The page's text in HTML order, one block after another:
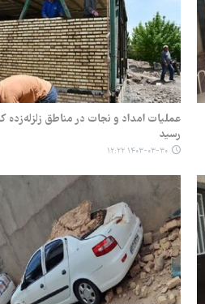
عملیات امداد و نجات در مناطق زلزله‌زده
رسید
۱۴۰۳-۰۳-۳۰ ۱۲:۲۲